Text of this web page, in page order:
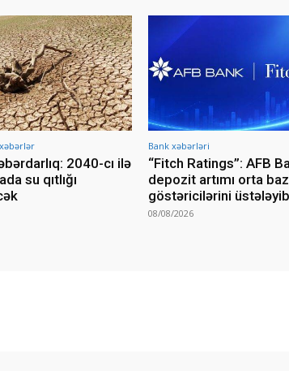
2040-cı ilə
su qıtlığı
Bank xəbərləri
“Fitch Ratings”: AFB
depozit artımı orta
göstəricilərini üstələyib
08/08/2026